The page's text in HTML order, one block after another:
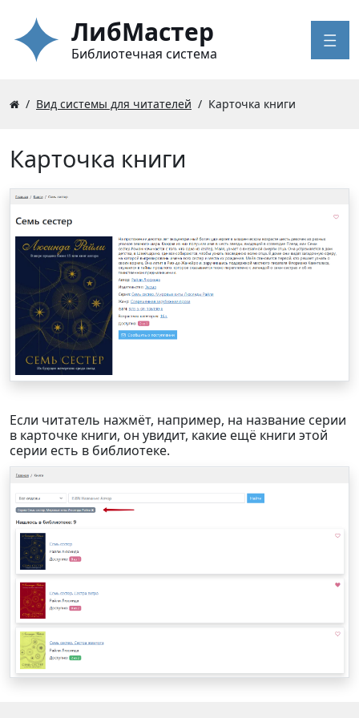
Карточка книги
Если читатель нажмёт, например, на название серии
в карточке книги, он увидит, какие ещё книги этой
серии есть в библиотеке.
ЛибМастер
Библиотечная система
Вид системы для читателей Карточка книги